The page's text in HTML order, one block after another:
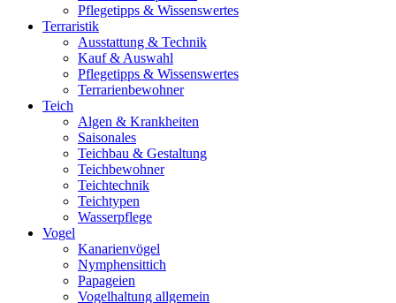
Pflegetipps & Wissenswertes
Terraristik
Ausstattung & Technik
Kauf & Auswahl
Pflegetipps & Wissenswertes
Terrarienbewohner
Teich
Algen & Krankheiten
Saisonales
Teichbau & Gestaltung
Teichbewohner
Teichtechnik
Teichtypen
Wasserpflege
Vogel
Kanarienvögel
Nymphensittich
Papageien
Vogelhaltung allgemein